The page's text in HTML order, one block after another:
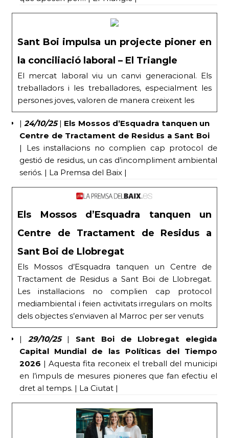
Sant Boi impulsa un projecte pioner en
la conciliació laboral – El Triangle
El mercat laboral viu un canvi generacional. Els
treballadors i les treballadores, especialment les
persones joves, valoren de manera creixent les
|24/10/25 | Els Mossos d’Esquadra tanquen un
Centre de Tractament de Residus a Sant Boi
| Les instal·lacions no complien cap protocol de
gestió de residus, un cas d’incompliment ambiental
seriós. | La Premsa del Baix |
Els Mossos d’Esquadra tanquen un
Centre de Tractament de Residus a
Sant Boi de Llobregat
Els Mossos d’Esquadra tanquen un Centre de
Tractament de Residus a Sant Boi de Llobregat.
Les instal·lacions no complien cap protocol
mediambiental i feien activitats irregulars on molts
dels objectes s’enviaven al Marroc per ser venuts
| 29/10/25| Sant Boi de Llobregat elegida
Capital Mundial de las Políticas del Tiempo
2026 | Aquesta fita reconeix el treball del municipi
en l’impuls de mesures pioneres que fan efectiu el
dret al temps. | La Ciutat |